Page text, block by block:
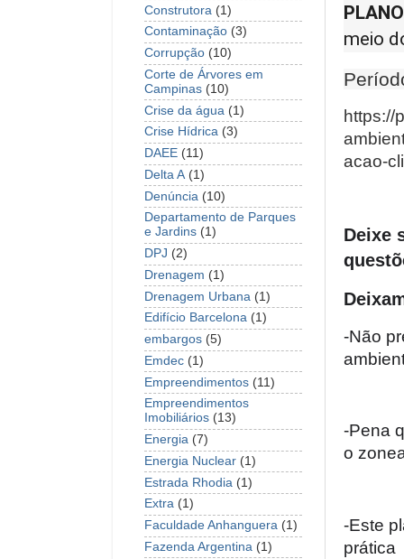
meio
https://
acao-
Deixe
-Não
-Pena
o
-Este
prática
Construtora (1)
Contaminação (3)
Corrupção (10)
Corte de Árvores em
Campinas (10)
Crise da água (1)
Crise Hídrica (3)
DAEE (11)
Delta A (1)
Denúncia (10)
Departamento de Parques
e Jardins (1)
DPJ (2)
Drenagem (1)
Drenagem Urbana (1)
Edifício Barcelona (1)
embargos (5)
Emdec (1)
Empreendimentos (11)
Empreendimentos
Imobiliários (13)
Energia (7)
Energia Nuclear (1)
Estrada Rhodia (1)
Extra (1)
Faculdade Anhanguera (1)
Fazenda Argentina (1)